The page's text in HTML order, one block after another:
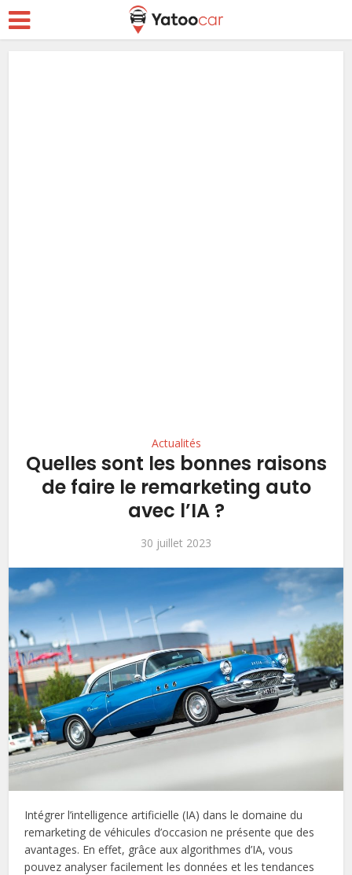
Actualités
Quelles sont les bonnes raisons
de faire le remarketing auto
avec l’IA ?
30 juillet 2023
Intégrer l’intelligence artificielle (IA) dans le domaine du
remarketing de véhicules d’occasion ne présente que des
avantages. En effet, grâce aux algorithmes d’IA, vous
pouvez analyser facilement les données et les tendances